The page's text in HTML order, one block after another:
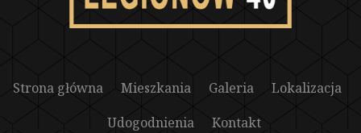
Strona główna Mieszkania Galeria
Lokalizacja
Udogodnienia
Kontakt